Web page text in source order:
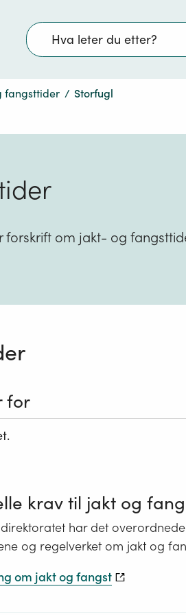
Søk
fangsttider / Storfugl
forskrift om jakt- og
for
krav til jakt og
har det
og regelverket om jakt og
om jakt og fangst